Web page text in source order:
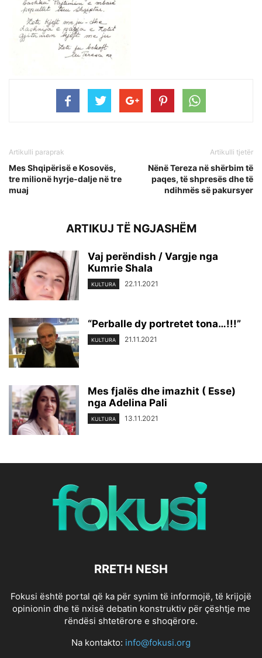
Artikulli paraprak
Mes Shqipërisë e Kosovës,
tre milionë hyrje-dalje në tre
muaj
Artikulli tjetër
Nënë Tereza në shërbim të
paqes, të shpresës dhe të
ndihmës së pakursyer
ARTIKUJ TË NGJASHËM
Vaj perëndish / Vargje nga
Kumrie Shala
KULTURA 22.11.2021
“Perballe dy portretet tona…!!!”
KULTURA 21.11.2021
Mes fjalës dhe imazhit ( Esse)
nga Adelina Pali
KULTURA 13.11.2021
RRETH NESH
Fokusi është portal që ka për synim të informojë, të krijojë
opinionin dhe të nxisë debatin konstruktiv për çështje me
rëndësi shtetërore e shoqërore.
Na kontakto: info@fokusi.org